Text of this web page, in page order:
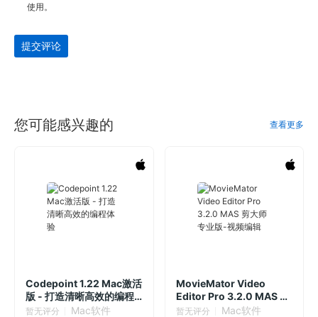
使用。
提交评论
您可能感兴趣的 查看更多
Codepoint 1.22 Mac激活
版 - 打造清晰高效的编程
体验
暂无评分 Mac软件
MovieMator Video
Editor Pro 3.2.0 MAS 剪
大师专业版-视频编辑
暂无评分 Mac软件